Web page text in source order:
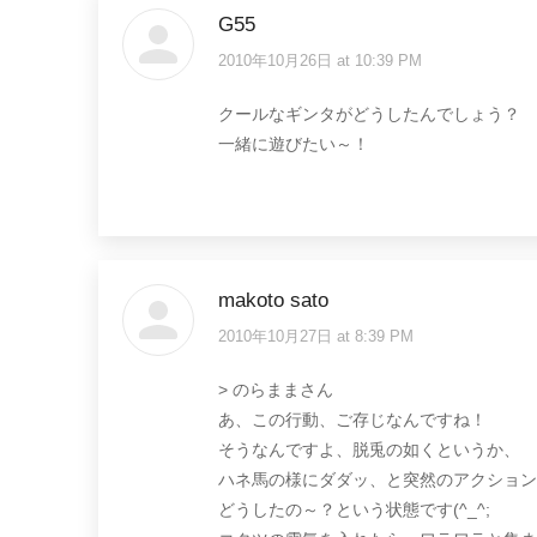
G55
says:
2010年10月26日 at 10:39 PM
クールなギンタがどうしたんでしょう？
一緒に遊びたい～！
makoto sato
says:
2010年10月27日 at 8:39 PM
> のらままさん
あ、この行動、ご存じなんですね！
そうなんですよ、脱兎の如くというか、
ハネ馬の様にダダッ、と突然のアクショ
どうしたの～？という状態です(^_^;